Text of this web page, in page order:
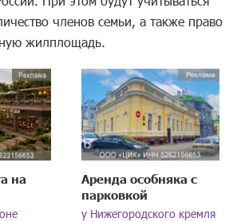
членов семьи, а также право
жилплощадь.
на
Аренда особняка с
парковкой
у Нижегородского кремля